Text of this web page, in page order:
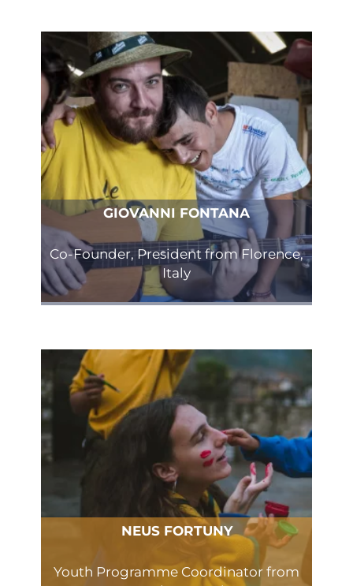
GIOVANNI FONTANA
Co-Founder, President from Florence,
Italy
NEUS FORTUNY
Youth Programme Coordinator from